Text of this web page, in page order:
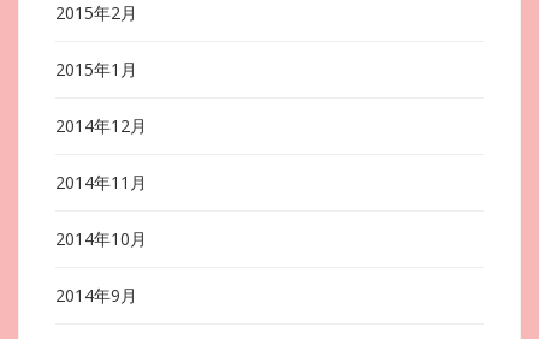
2015年2月
2015年1月
2014年12月
2014年11月
2014年10月
2014年9月